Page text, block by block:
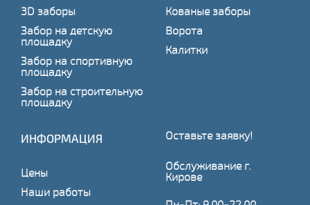
3D заборы
Забор на детскую
площадку
Забор на спортивную
площадку
Забор на строительную
площадку
Кованые заборы
Ворота
Калитки
ИНФОРМАЦИЯ
Цены
Наши работы
Оставьте заявку!
Обслуживание г.
Кирове